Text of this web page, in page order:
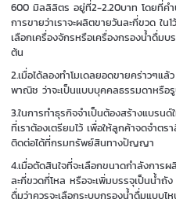
600 มิลลิลิตร อยู่ที่2-2.20บาท โดยที่ค
การขายว่าเราจะผลิตขายวันละกี่ขวด ใน
เลือกเครื่องจักรหรือเครื่องกรองน้ำดื่ม
ต้น
2.เมื่อได้ลองทำโมเดลยอดขายคร่าวๆแล้
พาณิช ว่าจะเป็นแบบบุคคลธรรมดาหรือ
3.ในการทำธุรกิจจำเป็นต้องสร้างแบรน
ที่เราต้องเตรียมไว้ เพื่อให้ลูกค้าจดจำตร
ติดต่อได้ที่กรมทรัพย์สินทางปัญญา
4.เมื่อตัดสินใจที่จะเลือกขนาดกำลังการ
ละกี่ขวดกี่โหล หรือจะเพิ่มบรรจุเป็นน้ำถั
ดื่มว่าควรจะเลือกระบบกรองน้ำดื่มแบบไ